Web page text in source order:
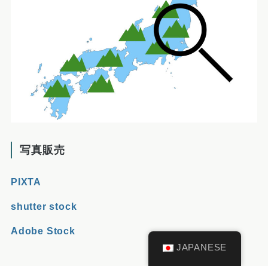
写真販売
PIXTA
shutter stock
Adobe Stock
JAPANESE